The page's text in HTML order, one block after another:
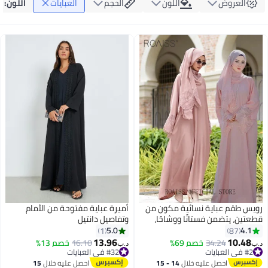
رويس طقم عباية نسائية مكون من
قطعتين، يتضمن فستانًا ووشاحًا،
بلون وردي سادة، مطرز بالدانتيل
الزهري، بأكمام طويلة، مناسب
لفصلي الربيع والصيف، وعيد الفطر،
وعيد الأضحى المبارك
4.1
87
د.ب‏10.48
34.24خصم 69%
#2 في العبايات
#2 في العبايات احصل عليه خلال 14 - 15
أميرة عباية مفتوحة من الأمام
وتفاصيل دانتيل
5.0
1
د.ب‏13.96
16.10خصم 13%
#32 في العبايات
#32 في العبايات احصل عليه خلال15